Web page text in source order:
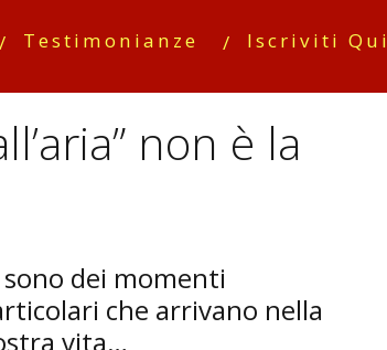
Testimonianze Iscriviti Qui
non è la
sono dei momenti
che arrivano nella
vita…